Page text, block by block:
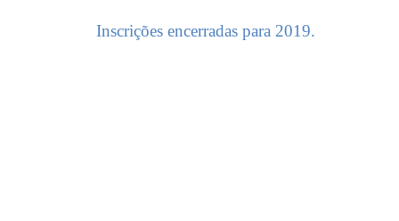
Inscrições encerradas para 2019.